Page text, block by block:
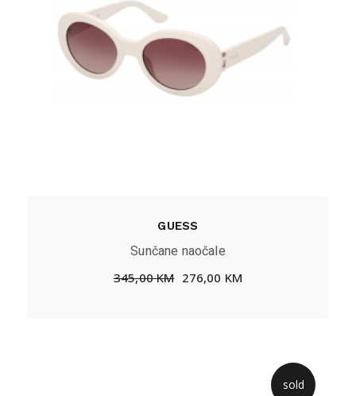
GUESS
Sunčane naočale
345,00KM 276,00 KM
sold